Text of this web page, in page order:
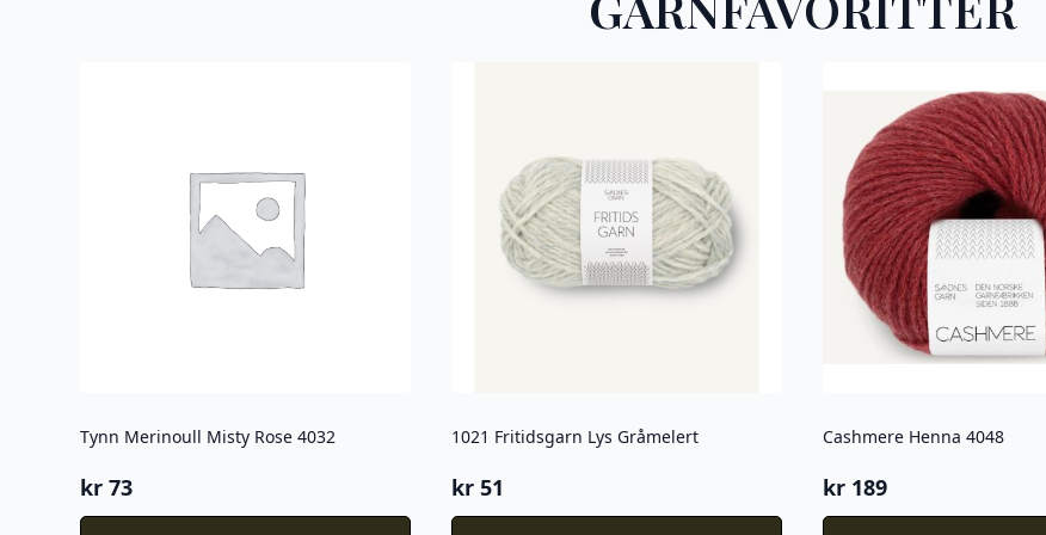
Tynn Merinoull Misty Rose 4032
kr 73
1021 Fritidsgarn Lys Gråmelert
kr 51
Cashmere Henna 4048
kr189